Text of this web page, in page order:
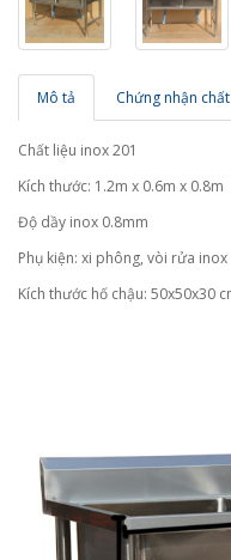
Mô tả Chứng nhận
Chất liệu inox 201
Kích thước: 1.2m x 0.6m x 0.8m
Độ dầy inox 0.8mm
Phụ kiện: xi phông, vòi rửa inox
Kích thước hố chậu: 50x50x30